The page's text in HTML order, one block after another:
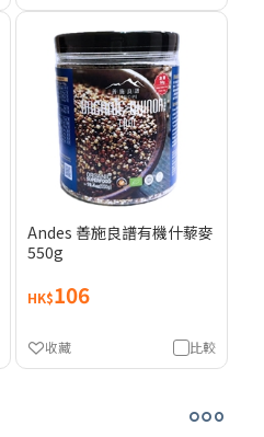
Andes 善施良譜有機什藜麥
550g
HK$106
比較
收藏